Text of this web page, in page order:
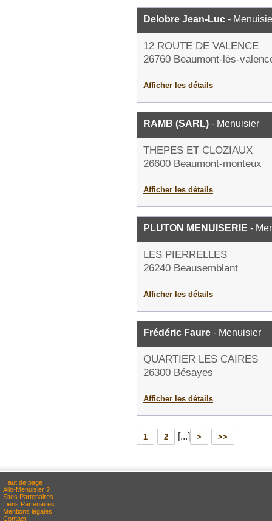
Delobre Jean-Luc -
12 ROUTE DE VALENCE
26760 Beaumont-lès-
Afficher les détails
RAMB (SARL) - Menuisier
THEPES ET CLOZIAUX
26600 Beaumont-monteux
Afficher les détails
PLUTON MENUISERIE -
LES PIERRELLES
26240 Beausemblant
Afficher les détails
Frédéric Faure - Menuisier
QUARTIER LES CAIRES
26300 Bésayes
Afficher les détails
1 2 [...] > >>
Haut de page
Allo-Menuisier ?
Sites Partenaires
Liens Partenaires
Mentions légales
Contact